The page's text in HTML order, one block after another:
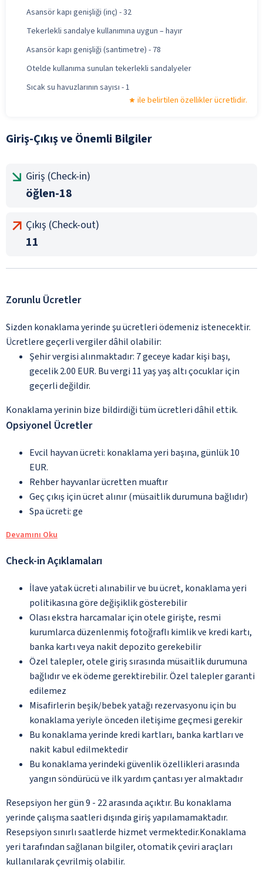
Asansör kapı genişliği (inç) - 32
Tekerlekli sandalye kullanımına uygun – hayır
Asansör kapı genişliği (santimetre) - 78
Otelde kullanıma sunulan tekerlekli sandalyeler
Sıcak su havuzlarının sayısı - 1
ile belirtilen özellikler ücretlidir.
Giriş-Çıkış ve Önemli Bilgiler
Giriş (Check-in)
öğlen-18
Çıkış (Check-out)
11
Zorunlu Ücretler
Sizden konaklama yerinde şu ücretleri ödemeniz istenecektir.
Ücretlere geçerli vergiler dâhil olabilir:
Şehir vergisi alınmaktadır: 7 geceye kadar kişi başı,
gecelik 2.00 EUR. Bu vergi 11 yaş yaş altı çocuklar için
geçerli değildir.
Konaklama yerinin bize bildirdiği tüm ücretleri dâhil ettik.
Opsiyonel Ücretler
Evcil hayvan ücreti: konaklama yeri başına, günlük 10
EUR.
Rehber hayvanlar ücretten muaftır
Geç çıkış için ücret alınır (müsaitlik durumuna bağlıdır)
Spa ücreti: ge
Devamını Oku
Check-in Açıklamaları
İlave yatak ücreti alınabilir ve bu ücret, konaklama yeri
politikasına göre değişiklik gösterebilir
Olası ekstra harcamalar için otele girişte, resmi
kurumlarca düzenlenmiş fotoğraflı kimlik ve kredi kartı,
banka kartı veya nakit depozito gerekebilir
Özel talepler, otele giriş sırasında müsaitlik durumuna
bağlıdır ve ek ödeme gerektirebilir. Özel talepler garanti
edilemez
Misafirlerin beşik/bebek yatağı rezervasyonu için bu
konaklama yeriyle önceden iletişime geçmesi gerekir
Bu konaklama yerinde kredi kartları, banka kartları ve
nakit kabul edilmektedir
Bu konaklama yerindeki güvenlik özellikleri arasında
yangın söndürücü ve ilk yardım çantası yer almaktadır
Resepsiyon her gün 9 - 22 arasında açıktır. Bu konaklama
yerinde çalışma saatleri dışında giriş yapılamamaktadır.
Resepsiyon sınırlı saatlerde hizmet vermektedir.Konaklama
yeri tarafından sağlanan bilgiler, otomatik çeviri araçları
kullanılarak çevrilmiş olabilir.